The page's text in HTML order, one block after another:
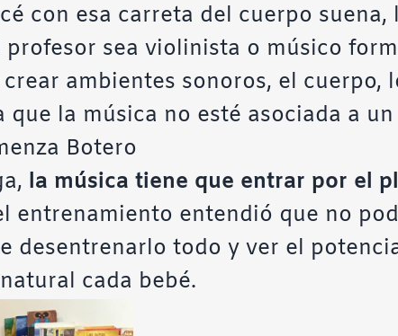
con esa carreta del cuerpo suena,
profesor sea violinista o músico
ambientes sonoros, el cuerpo,
la música no esté asociada a
Botero
la música tiene que entrar por el
entrenamiento entendió que no
desentrenarlo todo y ver el
cada bebé.